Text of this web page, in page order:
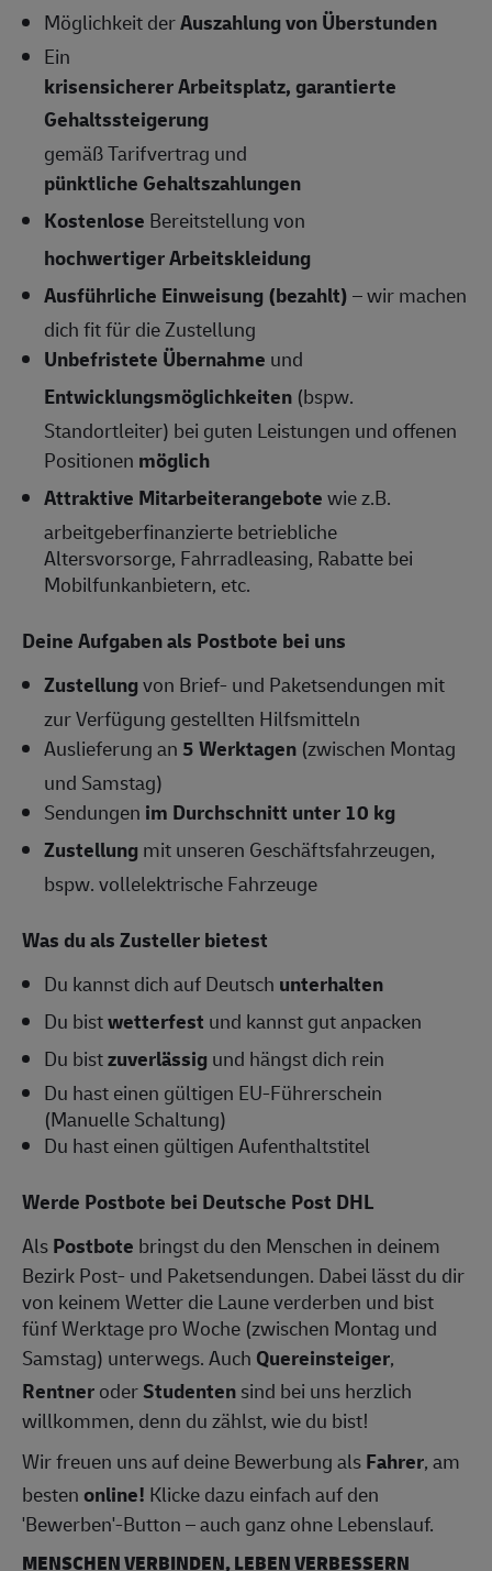
Möglichkeit derAuszahlung von Überstunden
Ein
krisensicherer Arbeitsplatz, garantierte
Gehaltssteigerung
gemäß Tarifvertrag und
pünktliche Gehaltszahlungen
Kostenlose Bereitstellung von
hochwertiger Arbeitskleidung
Ausführliche Einweisung (bezahlt)– wir machen
dich fit für die Zustellung
Unbefristete Übernahme und
Entwicklungsmöglichkeiten (bspw.
Standortleiter) bei guten Leistungen und offenen
Positionen möglich
Attraktive Mitarbeiterangebotewie z.B.
arbeitgeberfinanzierte betriebliche
Altersvorsorge, Fahrradleasing, Rabatte bei
Mobilfunkanbietern, etc.
Deine Aufgaben als Postbote bei uns
Zustellungvon Brief- und Paketsendungen mit
zur Verfügung gestellten Hilfsmitteln
Auslieferung an5 Werktagen (zwischen Montag
und Samstag)
Sendungen im Durchschnitt unter 10 kg
Zustellungmit unseren Geschäftsfahrzeugen,
bspw. vollelektrische Fahrzeuge
Was du als Zusteller bietest
Du kannst dich auf Deutsch unterhalten
Du bistwetterfest und kannst gut anpacken
Du bistzuverlässigund hängst dich rein
Du hast einen gültigen EU-Führerschein
(Manuelle Schaltung)
Du hast einen gültigen Aufenthaltstitel
Werde Postbote bei Deutsche Post DHL
AlsPostbote bringst du den Menschen in deinem
Bezirk Post- und Paketsendungen. Dabei lässt du dir
von keinem Wetter die Laune verderben und bist
fünf Werktage pro Woche (zwischen Montag und
Samstag) unterwegs. Auch Quereinsteiger,
RentneroderStudentensind bei uns herzlich
willkommen, denn du zählst, wie du bist!
Wir freuen uns auf deine Bewerbung alsFahrer, am
bestenonline! Klicke dazu einfach auf den
'Bewerben'-Button – auch ganz ohne Lebenslauf.
MENSCHEN VERBINDEN, LEBEN VERBESSERN